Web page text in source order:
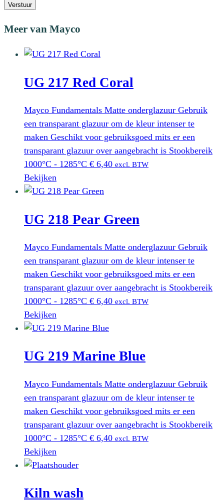
Verstuur
Meer van Mayco
UG 217 Red Coral
Mayco Fundamentals Matte onderglazuur Gebruik
een transparant glazuur om de kleur intenser te
maken Geschikt voor gebruiksgoed mits er een
transparant glazuur over aangebracht is Stookbereik
1000°C - 1285°C € 6,40 excl. BTW
Bekijken
UG 218 Pear Green
Mayco Fundamentals Matte onderglazuur Gebruik
een transparant glazuur om de kleur intenser te
maken Geschikt voor gebruiksgoed mits er een
transparant glazuur over aangebracht is Stookbereik
1000°C - 1285°C € 6,40 excl. BTW
Bekijken
UG 219 Marine Blue
Mayco Fundamentals Matte onderglazuur Gebruik
een transparant glazuur om de kleur intenser te
maken Geschikt voor gebruiksgoed mits er een
transparant glazuur over aangebracht is Stookbereik
1000°C - 1285°C € 6,40 excl. BTW
Bekijken
Kiln wash